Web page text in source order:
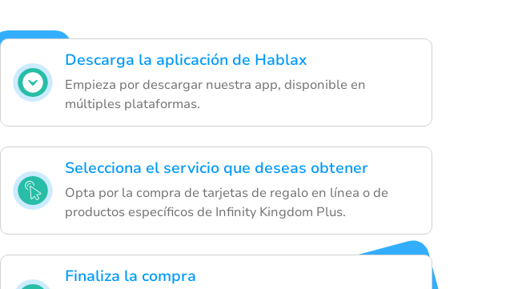
Descarga la aplicación de Hablax
Empieza por descargar nuestra app, disponible en
múltiples plataformas.
Selecciona el servicio que deseas obtener
Opta por la compra de tarjetas de regalo en línea o de
productos específicos de Infinity Kingdom Plus.
Finaliza la compra